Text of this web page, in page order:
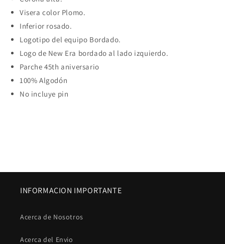
Visera color Plomo.
Inferior rosado.
Logotipo del equipo Bordado.
Logo de New Era bordado al lado izquierdo.
Parche 45th aniversario
100% Algodón
No incluye pin
INFORMACION IMPORTANTE
Acerca de Nosotros
Acerca del Envio